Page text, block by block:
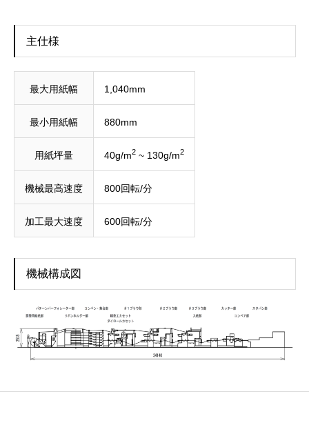
主仕様
最大用紙幅 1,040mm
最小用紙幅 880mm
用紙坪量 40g/m2 ~ 130g/m2
機械最高速度 800回転/分
加工最大速度 600回転/分
機械構成図